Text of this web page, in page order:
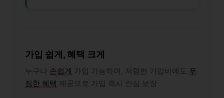
가입 쉽게, 혜택 크게
누구나 손쉽게 가입 가능하며, 저렴한 가입비에도 푸
짐한 혜택 제공으로 가입 즉시 안심 보장